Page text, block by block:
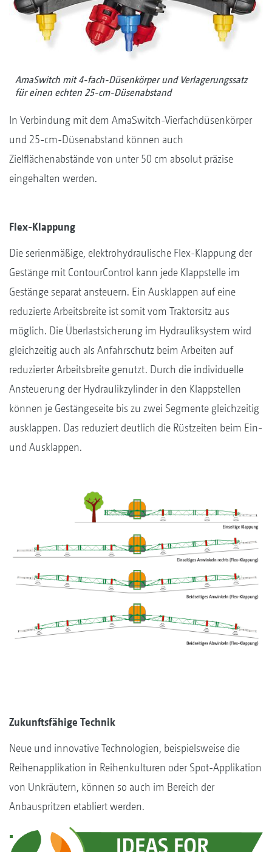
AmaSwitch mit 4-fach-Düsenkörper und Verlagerungssatz
für einen echten 25-cm-Düsenabstand
In Verbindung mit dem AmaSwitch-Vierfachdüsenkörper
und 25-cm-Düsenabstand können auch
Zielflächenabstände von unter 50 cm absolut präzise
eingehalten werden.
Flex-Klappung
Die serienmäßige, elektrohydraulische Flex-Klappung der
Gestänge mit ContourControl kann jede Klappstelle im
Gestänge separat ansteuern. Ein Ausklappen auf eine
reduzierte Arbeitsbreite ist somit vom Traktorsitz aus
möglich. Die Überlastsicherung im Hydrauliksystem wird
gleichzeitig auch als Anfahrschutz beim Arbeiten auf
reduzierter Arbeitsbreite genutzt. Durch die individuelle
Ansteuerung der Hydraulikzylinder in den Klappstellen
können je Gestängeseite bis zu zwei Segmente gleichzeitig
ausklappen. Das reduziert deutlich die Rüstzeiten beim Ein-
und Ausklappen.
Zukunftsfähige Technik
Neue und innovative Technologien, beispielsweise die
Reihenapplikation in Reihenkulturen oder Spot-Applikation
von Unkräutern, können so auch im Bereich der
Anbauspritzen etabliert werden.